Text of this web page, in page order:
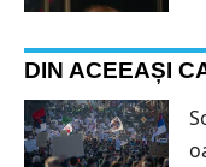
DIN ACEEAȘI